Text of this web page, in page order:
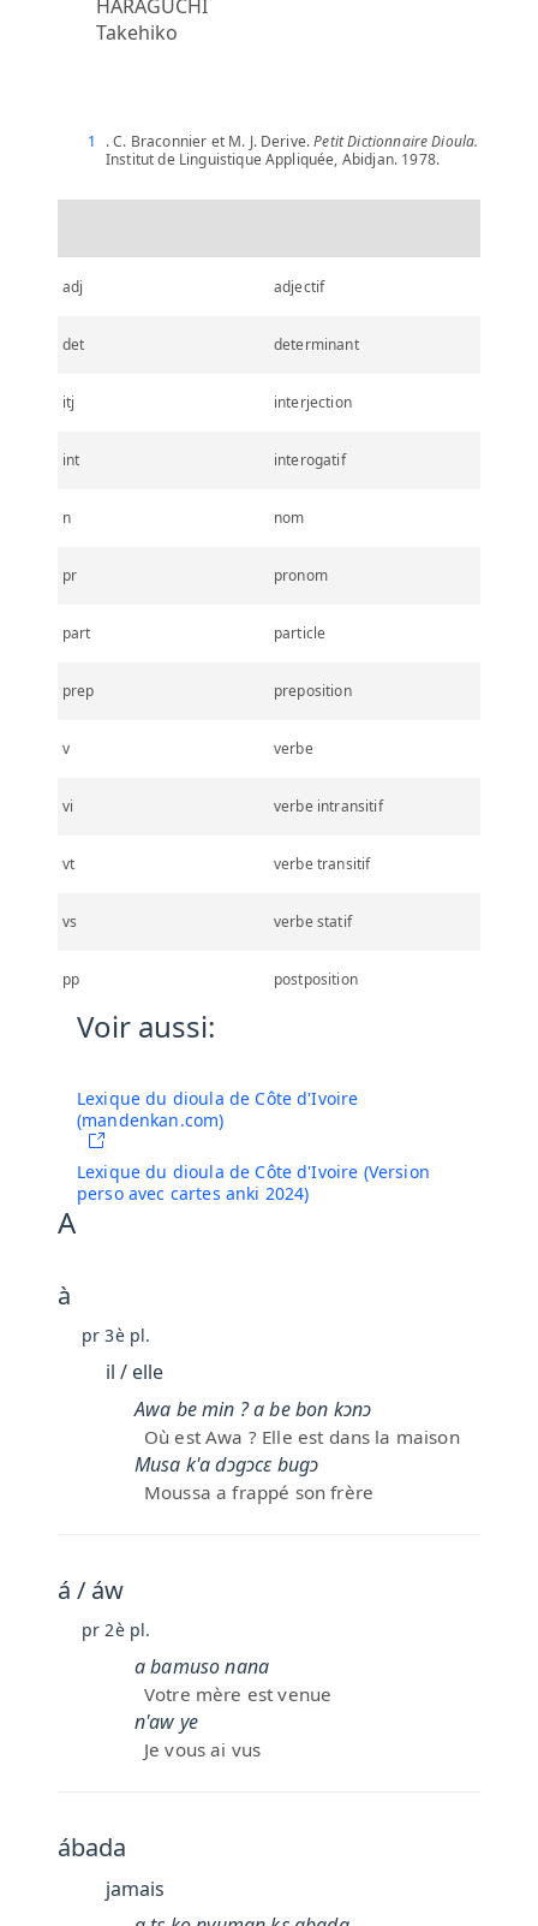
HARAGUCHI
Takehiko
1 . C. Braconnier et M. J. Derive.Petit Dictionnaire Dioula.
Institut de Linguistique Appliquée, Abidjan. 1978.
adj adjectif
det determinant
itj interjection
int interogatif
n nom
pr pronom
part particle
prep preposition
v verbe
vi verbe intransitif
vt verbe transitif
vs verbe statif
pp postposition
Voir aussi:
Lexique du dioula de Côte d'Ivoire
(mandenkan.com)
(opens in a new tab)
Lexique du dioula de Côte d'Ivoire (Version
perso avec cartes anki 2024)
A
à
pr 3è pl.
il / elle
Awa be min ? a be bon kɔnɔ
Où est Awa ? Elle est dans la maison
Musa k'a dɔgɔcɛ bugɔ
Moussa a frappé son frère
á / áw
pr 2è pl.
a bamuso nana
Votre mère est venue
n'aw ye
Je vous ai vus
ábada
jamais